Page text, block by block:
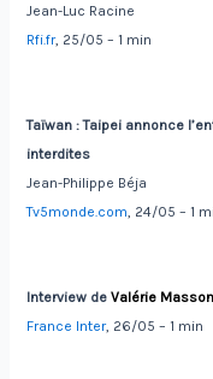
Jean-Luc Racine
Rfi.fr, 25/05 – 1 min
Taïwan :Taipei annonce
interdites
Jean-Philippe Béja
Tv5monde.com, 24/05 – 1
Interview deValérie
France Inter, 26/05 – 1 min